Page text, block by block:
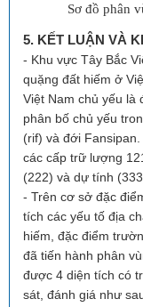
Sơ đồ phân
5. KẾT LUẬN VÀ
- Khu vực Tây Bắc
quặng đất hiếm ở
Việt Nam chủ yếu là
phân bố chủ yếu
(rif) và đới
các cấp trữ lượng
(222) và dự tính
- Trên cơ sở đặc
tích các yếu tố địa
hiếm, đặc điểm
đã tiến hành phân
được 4 diện tích có
sát, đánh giá như